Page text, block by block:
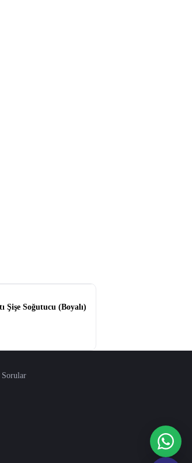
Şişe Soğutucu (Boyalı)
Sorular